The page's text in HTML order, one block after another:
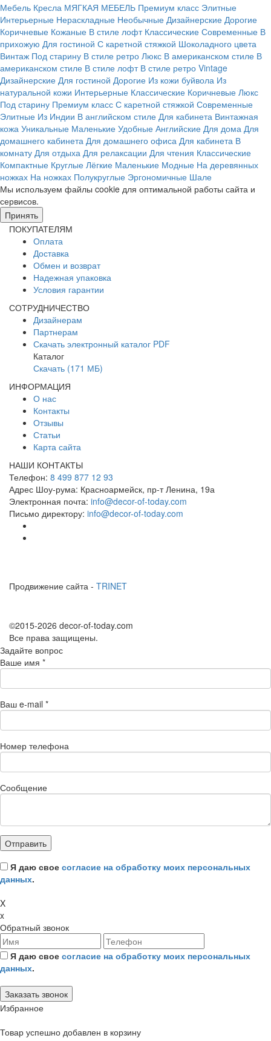
Мебель Кресла МЯГКАЯ МЕБЕЛЬ Премиум класс Элитные
Интерьерные Нераскладные Необычные Дизайнерские Дорогие
Коричневые Кожаные В стиле лофт Классические Современные В
прихожую Для гостиной С каретной стяжкой Шоколадного цвета
Винтаж Под старину В стиле ретро Люкс В американском стиле В
американском стиле В стиле лофт В стиле ретро Vintage
Дизайнерские Для гостиной Дорогие Из кожи буйвола Из
натуральной кожи Интерьерные Классические Коричневые Люкс
Под старину Премиум класс С каретной стяжкой Современные
Элитные Из Индии В английском стиле Для кабинета Винтажная
кожа Уникальные Маленькие Удобные Английские Для дома Для
домашнего кабинета Для домашнего офиса Для кабинета В
комнату Для отдыха Для релаксации Для чтения Классические
Компактные Круглые Лёгкие Маленькие Модные На деревянных
ножках На ножках Полукруглые Эргономичные Шале
Мы используем файлы cookie для оптимальной работы сайта и
сервисов.
Принять
ПОКУПАТЕЛЯМ
Оплата
Доставка
Обмен и возврат
Надежная упаковка
Условия гарантии
СОТРУДНИЧЕСТВО
Дизайнерам
Партнерам
Скачать электронный каталог PDF
Каталог
Скачать (171 МБ)
ИНФОРМАЦИЯ
О нас
Контакты
Отзывы
Статьи
Карта сайта
НАШИ КОНТАКТЫ
Телефон: 8 499 877 12 93
Адрес Шоу-рума: Красноармейск, пр-т Ленина, 19а
Электронная почта: info@decor-of-today.com
Письмо директору: info@decor-of-today.com
Продвижение сайта - TRINET
©2015-2026 decor-of-today.com
Все права защищены.
Задайте вопрос
Ваше имя *
Ваш e-mail *
Номер телефона
Сообщение
Я даю свое согласие на обработку моих персональных
данных.
X
x
Обратный звонок
Я даю свое согласие на обработку моих персональных
данных.
Избранное
Товар успешно добавлен в корзину